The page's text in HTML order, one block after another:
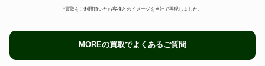
*買取をご利用頂いたお客様とのイメージを当社で再現しました。
MOREの買取でよくあるご質問